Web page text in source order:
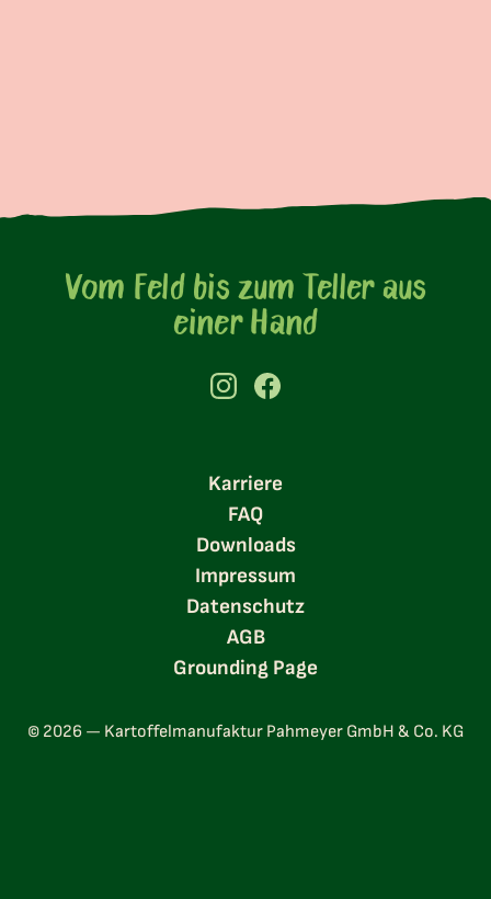
Vom Feld bis zum Teller aus
einer Hand
Karriere
FAQ
Downloads
Impressum
Datenschutz
AGB
Grounding Page
© 2026 — Kartoffelmanufaktur Pahmeyer GmbH & Co. KG